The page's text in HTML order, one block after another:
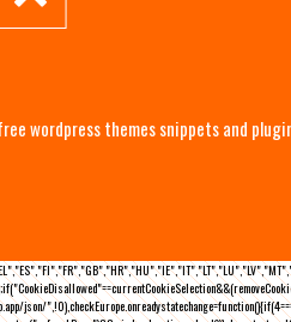
wordpress themes snippets and
json/